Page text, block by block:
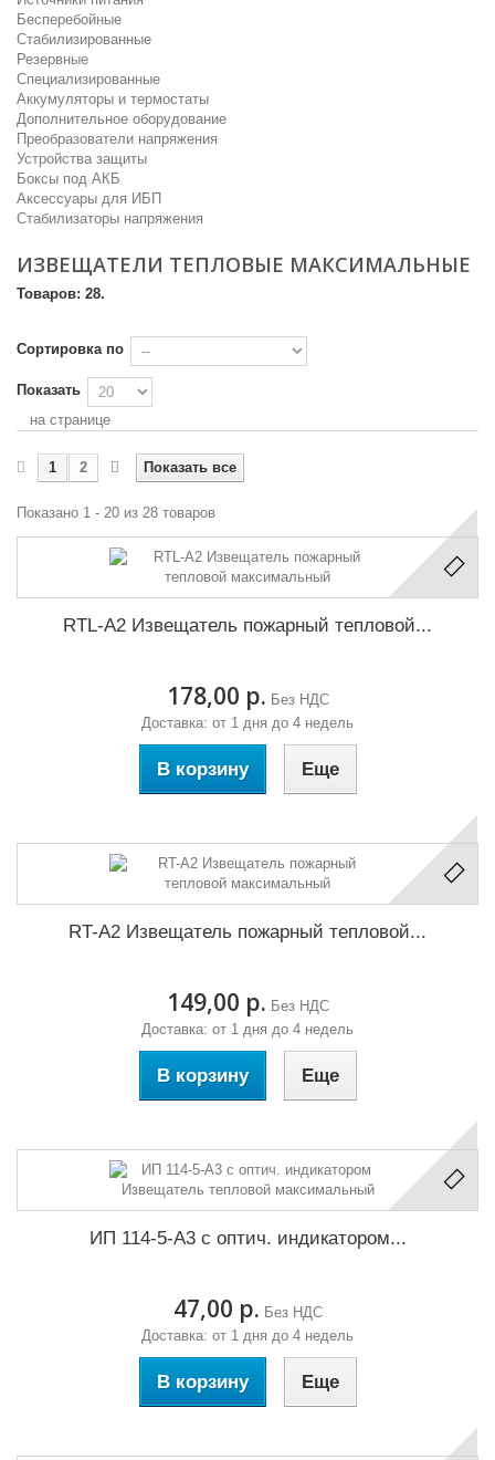
Бесперебойные
Стабилизированные
Резервные
Специализированные
Аккумуляторы и термостаты
Дополнительное оборудование
Преобразователи напряжения
Устройства защиты
Боксы под АКБ
Аксессуары для ИБП
Стабилизаторы напряжения
ИЗВЕЩАТЕЛИ ТЕПЛОВЫЕ МАКСИМАЛЬНЫЕ
Товаров: 28.
Сортировка по
Показать
на странице
Показать все
1 2
Показано 1 - 20 из 28 товаров
RTL-A2 Извещатель пожарный тепловой...
178,00 р. Без НДС
Доставка: от 1 дня до 4 недель
В корзину Еще
RT-A2 Извещатель пожарный тепловой...
149,00 р. Без НДС
Доставка: от 1 дня до 4 недель
В корзину Еще
ИП 114-5-А3 с оптич. индикатором...
47,00 р. Без НДС
Доставка: от 1 дня до 4 недель
В корзину Еще